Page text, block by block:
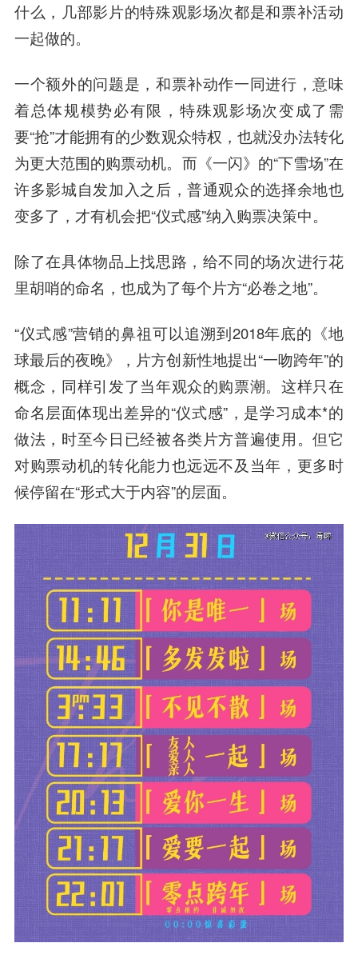
什么，几部影片的特殊观影场次都是和票补活动
一起做的。
一个额外的问题是，和票补动作一同进行，意味
着总体规模势必有限，特殊观影场次变成了需
要“抢”才能拥有的少数观众特权，也就没办法转化
为更大范围的购票动机。而《一闪》的“下雪场”在
许多影城自发加入之后，普通观众的选择余地也
变多了，才有机会把“仪式感”纳入购票决策中。
除了在具体物品上找思路，给不同的场次进行花
里胡哨的命名，也成为了每个片方“必卷之地”。
“仪式感”营销的鼻祖可以追溯到2018年底的《地
球最后的夜晚》，片方创新性地提出“一吻跨年”的
概念，同样引发了当年观众的购票潮。这样只在
命名层面体现出差异的“仪式感”，是学习成本*的
做法，时至今日已经被各类片方普遍使用。但它
对购票动机的转化能力也远远不及当年，更多时
候停留在“形式大于内容”的层面。